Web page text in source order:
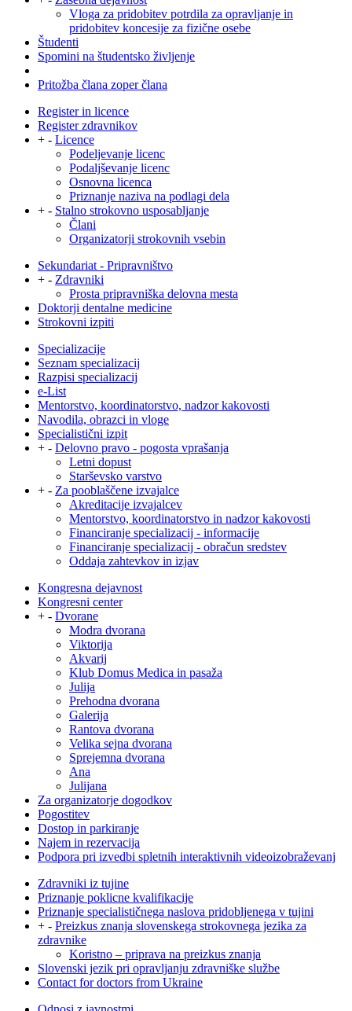
Vloga za pridobitev potrdila za opravljanje in
pridobitev koncesije za fizične osebe
Študenti
Spomini na študentsko življenje
Pritožba člana zoper člana
Register in licence
Register zdravnikov
+ - Licence
Podeljevanje licenc
Podaljševanje licenc
Osnovna licenca
Priznanje naziva na podlagi dela
+ - Stalno strokovno usposabljanje
Člani
Organizatorji strokovnih vsebin
Sekundariat - Pripravništvo
+ - Zdravniki
Prosta pripravniška delovna mesta
Doktorji dentalne medicine
Strokovni izpiti
Specializacije
Seznam specializacij
Razpisi specializacij
e-List
Mentorstvo, koordinatorstvo, nadzor kakovosti
Navodila, obrazci in vloge
Specialistični izpit
+ - Delovno pravo - pogosta vprašanja
Letni dopust
Starševsko varstvo
+ - Za pooblaščene izvajalce
Akreditacije izvajalcev
Mentorstvo, koordinatorstvo in nadzor kakovosti
Financiranje specializacij - informacije
Financiranje specializacij - obračun sredstev
Oddaja zahtevkov in izjav
Kongresna dejavnost
Kongresni center
+ - Dvorane
Modra dvorana
Viktorija
Akvarij
Klub Domus Medica in pasaža
Julija
Prehodna dvorana
Galerija
Rantova dvorana
Velika sejna dvorana
Sprejemna dvorana
Ana
Julijana
Za organizatorje dogodkov
Pogostitev
Dostop in parkiranje
Najem in rezervacija
Podpora pri izvedbi spletnih interaktivnih videoizobraževanj
Zdravniki iz tujine
Priznanje poklicne kvalifikacije
Priznanje specialističnega naslova pridobljenega v tujini
+ - Preizkus znanja slovenskega strokovnega jezika za
zdravnike
Koristno – priprava na preizkus znanja
Slovenski jezik pri opravljanju zdravniške službe
Contact for doctors from Ukraine